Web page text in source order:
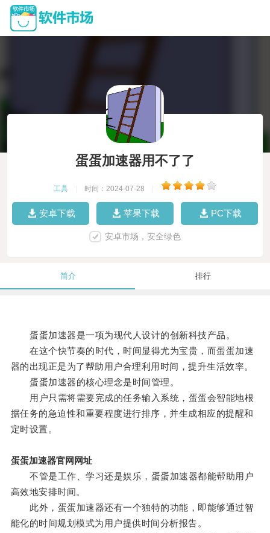
蛋蛋加速器用不了了
工具 时间：2024-07-28
安卓下载 苹果下载 PC下载
安卓市场，安全绿色
简介 排行
蛋蛋加速器是一项为现代人设计的创新科技产品。
在这个快节奏的时代，时间显得尤为宝贵，而蛋蛋加速
器的出现正是为了帮助用户合理利用时间，提升生活效率。
蛋蛋加速器的核心理念是时间管理。
用户只需将需要完成的任务输入系统，蛋蛋会智能地根
据任务的急迫性和重要程度进行排序，并生成相应的提醒和
定时设置。
蛋蛋加速器官网网址
不管是工作、学习还是娱乐，蛋蛋加速器都能帮助用户
高效地安排时间。
此外，蛋蛋加速器还有一个独特的功能，即能够通过智
能化的时间规划模式为用户提供时间分析报告。